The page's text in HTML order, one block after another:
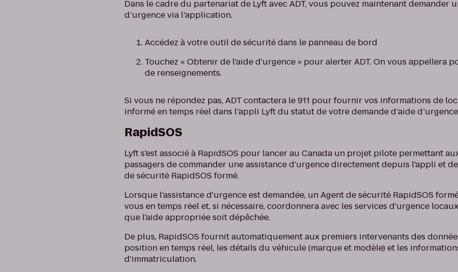
Dans le cadre du partenariat de Lyft avec ADT, vous pouvez maintenant demander
d’urgence via l’application.
Accédez à votre outil de sécurité dans le panneau de bord
Touchez « Obtenir de l'aide d'urgence » pour alerter ADT. On vous appellera
de renseignements.
Si vous ne répondez pas, ADT contactera le 911 pour fournir vos informations de
informé en temps réel dans l’appli Lyft du statut de votre demande d’aide
RapidSOS
Lyft s'est associé à RapidSOS pour lancer au Canada un projet pilote permettant
passagers de commander une assistance d'urgence directement depuis l'appli et
de sécurité RapidSOS formé.
Lorsque l'assistance d'urgence est demandée, un Agent de sécurité RapidSOS
vous en temps réel et, si nécessaire, coordonnera avec les services d'urgence
que l'aide appropriée soit dépêchée.
De plus, RapidSOS fournit automatiquement aux premiers intervenants des
position en temps réel, les détails du véhicule (marque et modèle) et les
d'immatriculation.